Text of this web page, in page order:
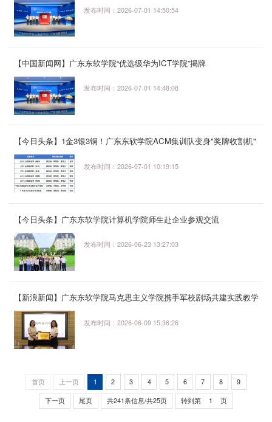
发布时间：2026-07-01 14:50:54
【中国新闻网】广东东软学院“优选级华为ICT学院”揭牌
发布时间：2026-07-01 14:48:08
【今日头条】1金3银3铜！广东东软学院ACM集训队变身"奖牌收割机"
发布时间：2026-07-01 10:19:15
【今日头条】广东东软学院计算机学院师生赴企业参观交流
发布时间：2026-06-23 13:27:03
【新浪新闻】广东东软学院马克思主义学院携手军校剧场共建实践教学
发布时间：2026-06-09 15:36:26
首页 上一页 1 2 3 4 5 6 7 8 9
下一页 尾页 共241条信息/共25页 转到第 页